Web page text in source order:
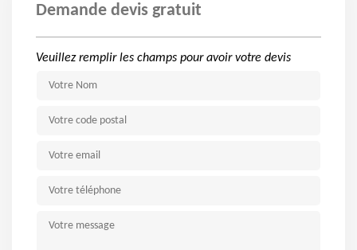
Demande devis gratuit
Veuillez remplir les champs pour avoir votre devis